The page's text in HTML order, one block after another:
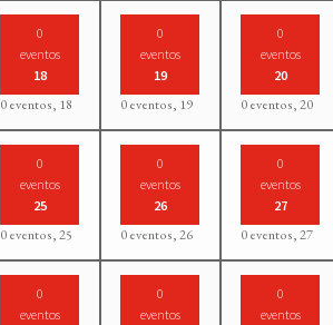
0
eventos
18
0 eventos, 18
0
eventos
19
0 eventos, 19
0
eventos
20
0 eventos,20
0
eventos
25
0 eventos,25
0
eventos
26
0 eventos,26
0
eventos
27
0 eventos,27
0
eventos
0
eventos
0
eventos